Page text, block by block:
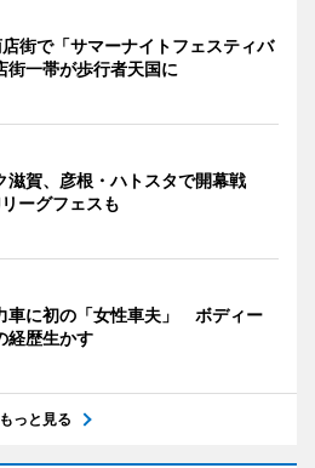
街で「サマーナイトフェスティバ
一帯が歩行者天国に
滋賀、彦根・ハトスタで開幕戦
ーグフェスも
車に初の「女性車夫」 ボディー
経歴生かす
もっと見る